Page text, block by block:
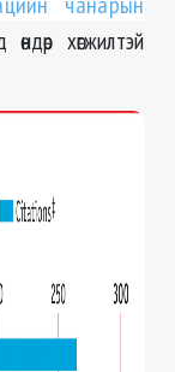
хөгжилтэй